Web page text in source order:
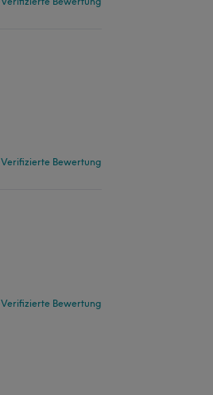
Verifizierte Bewertung
Verifizierte Bewertung